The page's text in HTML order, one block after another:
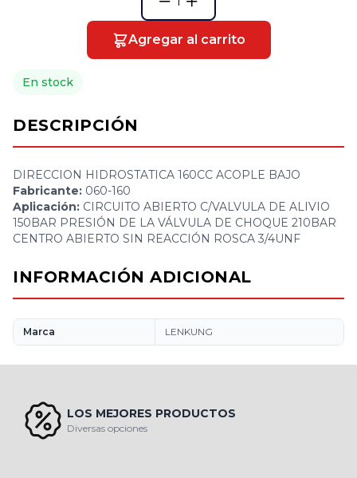
Agregar al carrito
En stock
DESCRIPCIÓN
DIRECCION HIDROSTATICA 160CC ACOPLE BAJO
Fabricante: 060-160
Aplicación: CIRCUITO ABIERTO C/VALVULA DE ALIVIO
150BAR PRESIÓN DE LA VÁLVULA DE CHOQUE 210BAR
CENTRO ABIERTO SIN REACCIÓN ROSCA 3/4UNF
INFORMACIÓN ADICIONAL
Marca LENKUNG
LOS MEJORES PRODUCTOS
Diversas opciones